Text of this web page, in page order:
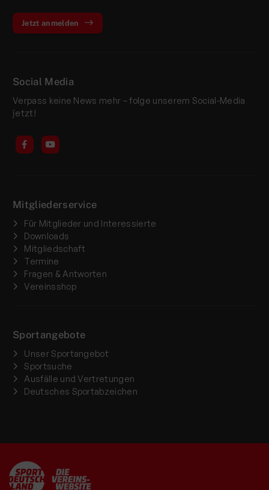
Jetzt anmelden
Social Media
Verpass keine News mehr – folge unserem Social-Media
jetzt!
Mitgliederservice
Für Mitglieder und Interessierte
Downloads
Mitgliedschaft
Termine
Fragen & Antworten
Vereinsshop
Sportangebote
Unser Sportangebot
Sportsuche
Ausfälle und Vertretungen
Deutsches Sportabzeichen